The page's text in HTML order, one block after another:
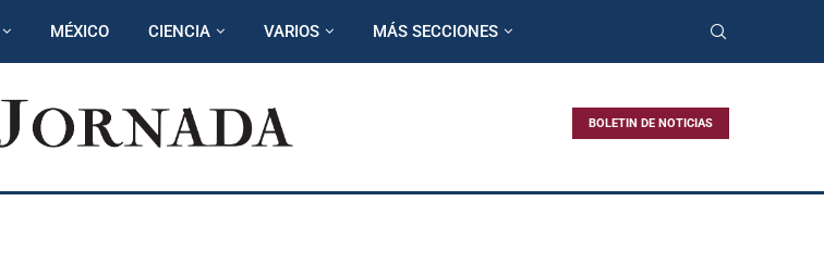
MÉXICO CIENCIA VARIOS MÁS SECCIONES
BOLETIN DE NOTICIAS